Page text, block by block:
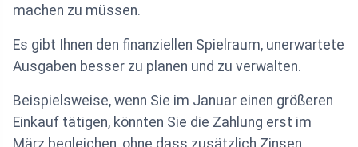
machen zu müssen.
Es gibt Ihnen den finanziellen Spielraum, unerwartete
Ausgaben besser zu planen und zu verwalten.
Beispielsweise, wenn Sie im Januar einen größeren
Einkauf tätigen, könnten Sie die Zahlung erst im
März begleichen, ohne dass zusätzlich Zinsen